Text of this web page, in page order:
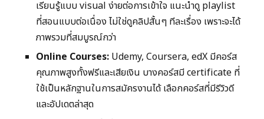
เรียนรู้แบบ visual ง่ายต่อการเข้าใจ แนะนำดู playlist
ที่สอนแบบต่อเนื่อง ไม่ใช่ดูคลิปสั้นๆ ทีละเรื่อง เพราะจะได้
ภาพรวมที่สมบูรณ์กว่า
Online Courses: Udemy, Coursera, edX มีคอร์ส
คุณภาพสูงทั้งฟรีและเสียเงิน บางคอร์สมี certificate ที่
ใช้เป็นหลักฐานในการสมัครงานได้ เลือกคอร์สที่มีรีวิวดี
และอัปเดตล่าสุด